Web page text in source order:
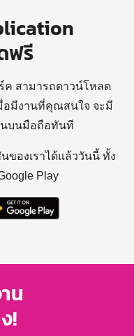
ฟรี
ค สามารถดาวน์โหลด
อมีงานที่คุณสนใจ จะมี
นบนมือถือทันที
ของเราได้แล้ววันนี้ ทั้ง
Play
น
!